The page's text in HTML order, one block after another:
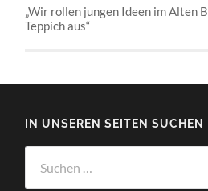
„Wir rollen jungen Ideen im Alten
Teppich aus“
IN UNSEREN SEITEN SUCHEN
nach: